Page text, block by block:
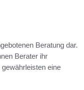
Beratung dar.
Berater ihr
eine